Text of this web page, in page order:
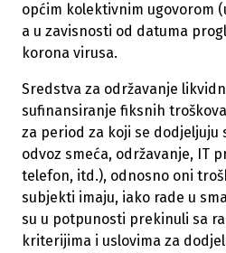
općim kolektivnim ugovorom
a u zavisnosti od datuma
korona virusa.
Sredstva za održavanje
sufinansiranje fiksnih
za period za koji se dodjeljuju
odvoz smeća, održavanje, IT
telefon, itd.), odnosno oni
subjekti imaju, iako rade u
su u potpunosti prekinuli sa
kriterijima i uslovima za